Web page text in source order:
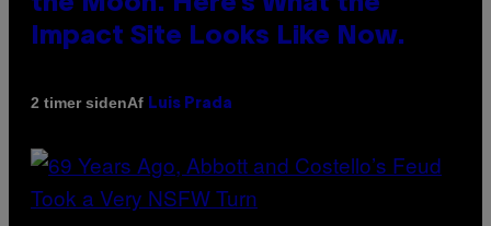
Impact Site Looks Like Now.
2 timer sidenAf Luis Prada